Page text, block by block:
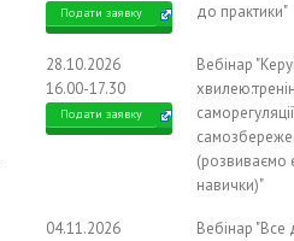
Подати заявку
до практики"
28.10.2026
16.00-17.30
Подати заявку
Вебінар
(розвиваємо
навички)"
04.11.2026
Вебінар "Все